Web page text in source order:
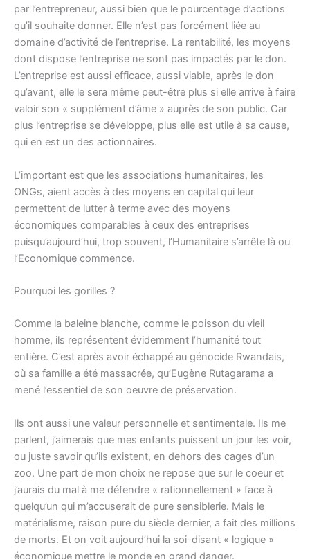
par l’entrepreneur, aussi bien que le pourcentage d’actions
qu’il souhaite donner. Elle n’est pas forcément liée au
domaine d’activité de l’entreprise. La rentabilité, les moyens
dont dispose l’entreprise ne sont pas impactés par le don.
L’entreprise est aussi efficace, aussi viable, après le don
qu’avant, elle le sera même peut-être plus si elle arrive à faire
valoir son « supplément d’âme » auprès de son public. Car
plus l’entreprise se développe, plus elle est utile à sa cause,
qui en est un des actionnaires.
L’important est que les associations humanitaires, les
ONGs, aient accès à des moyens en capital qui leur
permettent de lutter à terme avec des moyens
économiques comparables à ceux des entreprises
puisqu’aujourd’hui, trop souvent, l’Humanitaire s’arrête là ou
l’Economique commence.
Pourquoi les gorilles ?
Comme la baleine blanche, comme le poisson du vieil
homme, ils représentent évidemment l’humanité tout
entière. C’est après avoir échappé au génocide Rwandais,
où sa famille a été massacrée, qu’Eugène Rutagarama a
mené l’essentiel de son oeuvre de préservation.
Ils ont aussi une valeur personnelle et sentimentale. Ils me
parlent, j’aimerais que mes enfants puissent un jour les voir,
ou juste savoir qu’ils existent, en dehors des cages d’un
zoo. Une part de mon choix ne repose que sur le coeur et
j’aurais du mal à me défendre « rationnellement » face à
quelqu’un qui m’accuserait de pure sensiblerie. Mais le
matérialisme, raison pure du siècle dernier, a fait des millions
de morts. Et on voit aujourd’hui la soi-disant « logique »
économique mettre le monde en grand danger.